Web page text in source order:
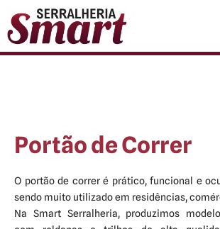
SERVIÇOS
GALERIA DE FOTOS
CONTATO
Portão de Correr
O portão de correr é prático, funcional e
sendo muito utilizado em residências,
Na Smart Serralheria, produzimos